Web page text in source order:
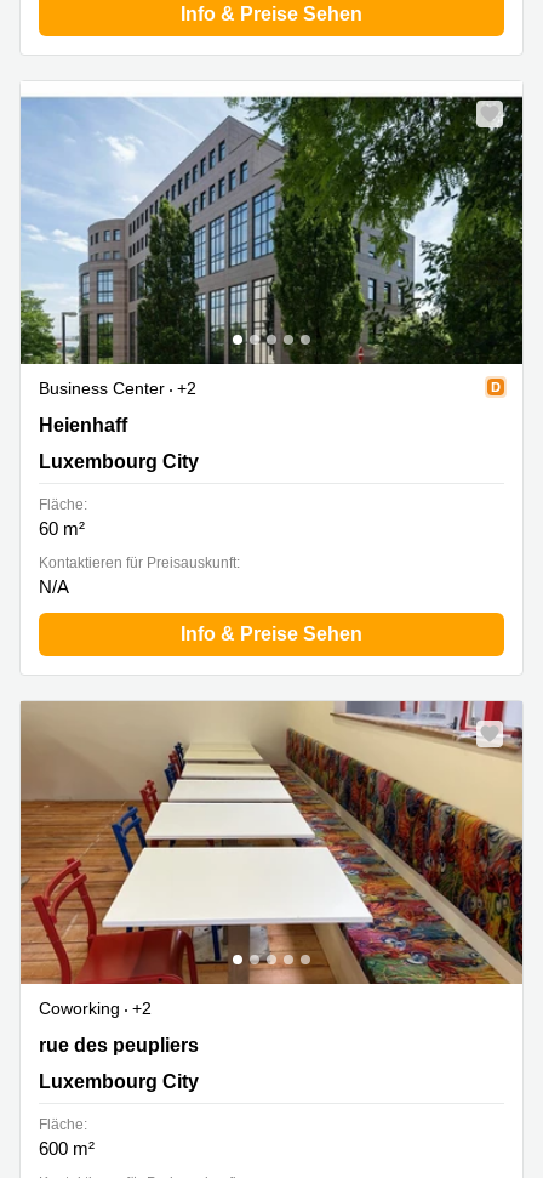
Info & Preise Sehen
Business Center
+2
Heienhaff 5, Luxembourg City
Heienhaff
Luxembourg City
Fläche:
60 m²
Kontaktieren für Preisauskunft:
N/A
Info & Preise Sehen
Coworking
+2
20 rue des peupliers, Luxembourg City
rue des peupliers
Luxembourg City
Fläche:
600 m²